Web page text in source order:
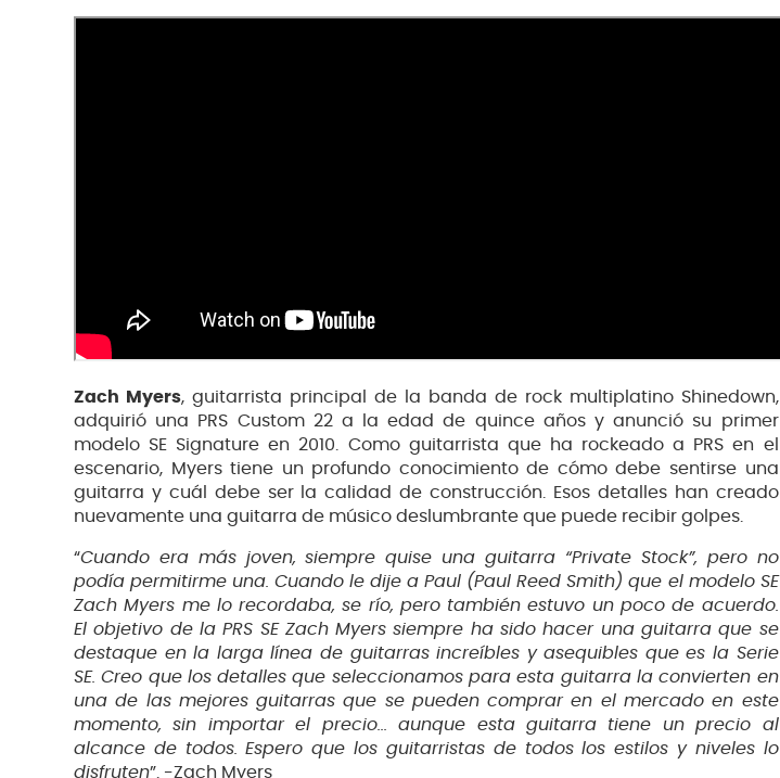
Zach Myers, guitarrista principal de la banda de rock multiplatino Shinedown,
adquirió una PRS Custom 22 a la edad de quince años y anunció su primer
modelo SE Signature en 2010. Como guitarrista que ha rockeado a PRS en el
escenario, Myers tiene un profundo conocimiento de cómo debe sentirse una
guitarra y cuál debe ser la calidad de construcción. Esos detalles han creado
nuevamente una guitarra de músico deslumbrante que puede recibir golpes.
“Cuando era más joven, siempre quise una guitarra “Private Stock”, pero no
podía permitirme una. Cuando le dije a Paul (Paul Reed Smith) que el modelo SE
Zach Myers me lo recordaba, se río, pero también estuvo un poco de acuerdo.
El objetivo de la PRS SE Zach Myers siempre ha sido hacer una guitarra que se
destaque en la larga línea de guitarras increíbles y asequibles que es la Serie
SE. Creo que los detalles que seleccionamos para esta guitarra la convierten en
una de las mejores guitarras que se pueden comprar en el mercado en este
momento, sin importar el precio... aunque esta guitarra tiene un precio al
alcance de todos. Espero que los guitarristas de todos los estilos y niveles lo
disfruten”. -Zach Myers